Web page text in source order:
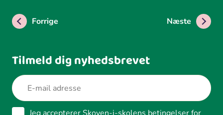
Forrige Næste
Tilmeld dig nyhedsbrevet